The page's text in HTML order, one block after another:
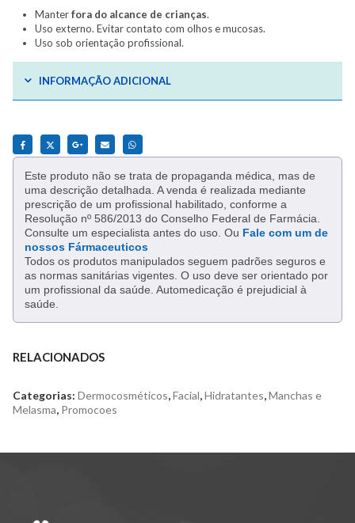
Manterfora do alcance de crianças.
Uso externo. Evitar contato com olhos e mucosas.
Uso sob orientação profissional.
INFORMAÇÃO ADICIONAL
Este produto não se trata de propaganda médica, mas de
uma descrição detalhada. A venda é realizada mediante
prescrição de um profissional habilitado, conforme a
Resolução nº 586/2013 do Conselho Federal de Farmácia.
Consulte um especialista antes do uso. Ou Fale com um de
nossos Fármaceuticos
Todos os produtos manipulados seguem padrões seguros e
as normas sanitárias vigentes. O uso deve ser orientado por
um profissional da saúde. Automedicação é prejudicial à
saúde.
RELACIONADOS
Categorias: Dermocosméticos,Facial,Hidratantes,Manchas e
Melasma, Promocoes